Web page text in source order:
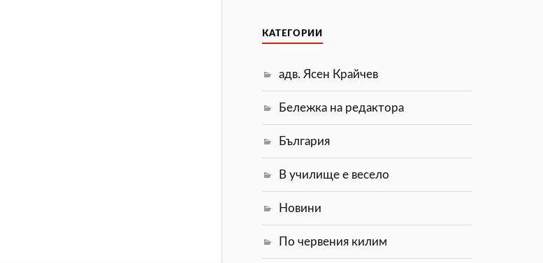
КАТЕГОРИИ
адв. Ясен Крайчев
Бележка на редактора
България
В училище е весело
Новини
По червения килим